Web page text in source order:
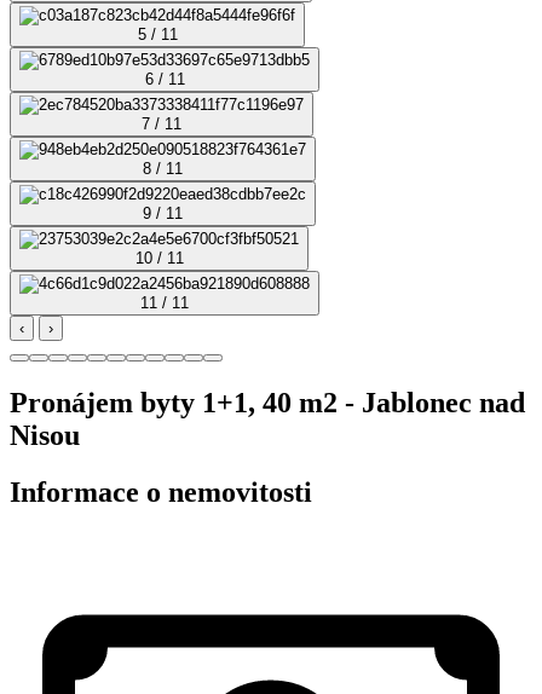
5 / 11
6 / 11
7 / 11
8 / 11
9 / 11
10 / 11
11 / 11
‹
›
Pronájem byty 1+1, 40 m2 - Jablonec nad
Nisou
Informace o nemovitosti